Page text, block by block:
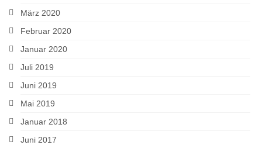
März 2020
Februar 2020
Januar 2020
Juli 2019
Juni 2019
Mai 2019
Januar 2018
Juni 2017